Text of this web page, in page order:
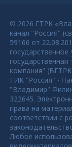
© 2026 ГТРК
канал "Россия"
59166 от
компания"
ГИК "Россия" -
"Владимир"
322645.
права на
соответствии с
Любое